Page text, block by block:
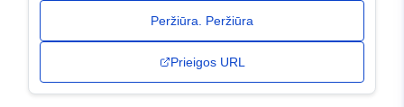
Peržiūra. Peržiūra
Prieigos URL